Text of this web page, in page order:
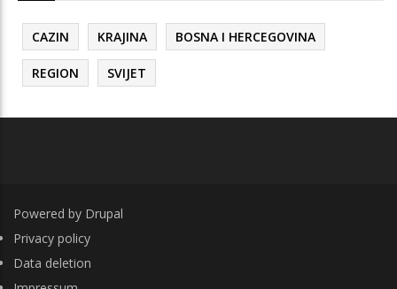
CAZIN KRAJINA BOSNA I HERCEGOVINA
REGION SVIJET
Powered by Drupal
FOOTER
Privacy policy
Data deletion